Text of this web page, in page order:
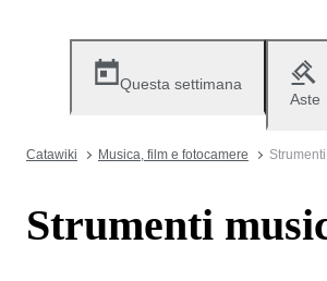
Questa settimana
Aste
Catawiki Musica, film e fotocamere
Strumenti